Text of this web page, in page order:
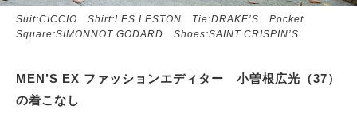
Suit:CICCIO Shirt:LES LESTON Tie:DRAKE’S Pocket
Square:SIMONNOT GODARD Shoes:SAINT CRISPIN’S
MEN’S EX ファッションエディター 小曽根広光（37）
の着こなし